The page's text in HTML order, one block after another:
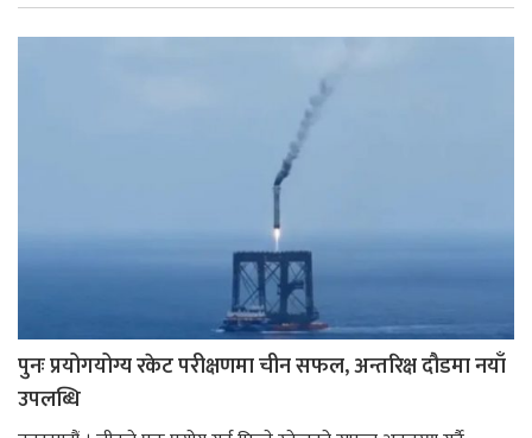
पुनः प्रयोगयोग्य रकेट परीक्षणमा चीन सफल, अन्तरिक्ष दौडमा नयाँ
उपलब्धि